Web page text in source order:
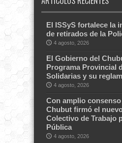
El ISSyS fortalece la
de retirados de la
4 agosto, 2026
El Gobierno del
Programa Provincial
Solidarias y su
4 agosto, 2026
Con amplio
Chubut firmó el
Colectivo de Trabajo
Pública
4 agosto, 2026